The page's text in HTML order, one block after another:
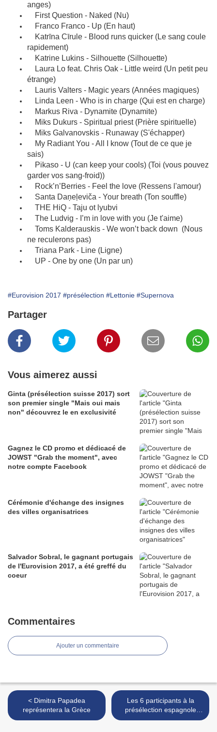
anges)
First Question - Naked (Nu)
Franco Franco - Up (En haut)
Katrīna Cīrule - Blood runs quicker (Le sang coule
rapidement)
Katrine Lukins - Silhouette (Silhouette)
Laura Lo feat. Chris Oak - Little weird (Un petit peu
étrange)
Lauris Valters - Magic years (Années magiques)
Linda Leen - Who is in charge (Qui est en charge)
Markus Riva - Dynamite (Dynamite)
Miks Dukurs - Spiritual priest (Prière spirituelle)
Miks Galvanovskis - Runaway (S'échapper)
My Radiant You - All I know (Tout de ce que je
sais)
Pikaso - U (can keep your cools) (Toi (vous pouvez
garder vos sang-froid))
Rock’n’Berries - Feel the love (Ressens l'amour)
Santa Daņeļeviča - Your breath (Ton souffle)
THE HiQ - Taju ot lyubvi
The Ludvig - I’m in love with you (Je t'aime)
Toms Kalderauskis - We won’t back down (Nous
ne reculerons pas)
Triana Park - Line (Ligne)
UP - One by one (Un par un)
#Eurovision 2017 #présélection #Lettonie #Supernova
Partager
Vous aimerez aussi
Ginta (présélection suisse 2017) sort
son premier single "Mais oui mais
non" découvrez le en exclusivité
Gagnez le CD promo et dédicacé de
JOWST "Grab the moment", avec
notre compte Facebook
Cérémonie d'échange des insignes
des villes organisatrices
Salvador Sobral, le gagnant portugais
de l'Eurovision 2017, a été greffé du
coeur
Commentaires
Ajouter un commentaire
< Dimitra Papadea
représentera la Grèce
Les 6 participants à la
présélection espagnole
dévoilés >